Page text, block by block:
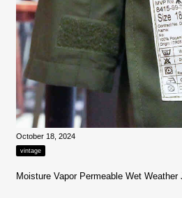
October 18, 2024
vintage
Moisture Vapor Permeable Wet